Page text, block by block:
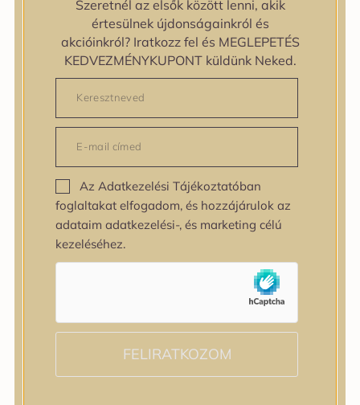
zipiderm
Bőrállapot
Bőrállapot
Bőrtípus
Bőrtípus
Kombinált
Száraz
Zsíros
Bőrprobléma
Bőrprobléma
Bőrpír
Dehidratált bőr
Érzékeny bőr
Fakóság
Szeretnél az elsők között lenni, akik
értesülnek újdonságainkról és
akcióinkról? Iratkozz fel és MEGLEPETÉS
KEDVEZMÉNYKUPONT küldünk Neked.
Az Adatkezelési Tájékoztatóban
foglaltakat elfogadom, és hozzájárulok az
adataim adatkezelési-, és marketing célú
kezeléséhez.
FELIRATKOZOM